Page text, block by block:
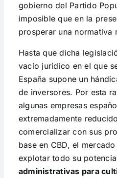
gobierno del Partido
imposible que en la
prosperar una normativa
Hasta que dicha
vacío jurídico en el que
España supone un
de inversores. Por esta
algunas empresas
extremadamente
comercializar con sus
base en CBD, el
explotar todo su
administrativas para